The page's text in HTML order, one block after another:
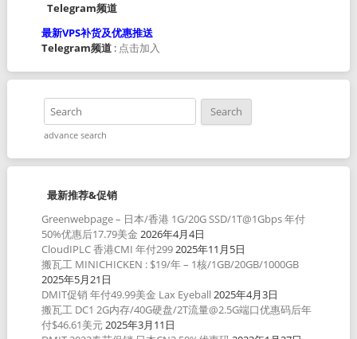
Telegram频道
最新VPS补货及优惠推送
Telegram频道: 点击加入
advance search
最新推荐&促销
Greenwebpage – 日本/香港 1G/20G SSD/1T@1Gbps 年付
50%优惠后17.79美金 2026年4月4日
CloudIPLC 香港CMI 年付2992025年11月5日
搬瓦工 MINICHICKEN : $19/年 – 1核/1GB/20GB/1000GB
2025年5月21日
DMIT促销 年付49.99美金 Lax Eyeball 2025年4月3日
搬瓦工 DC1 2G内存/40G硬盘/2T流量@2.5G端口优惠码后年
付$46.61美元2025年3月11日